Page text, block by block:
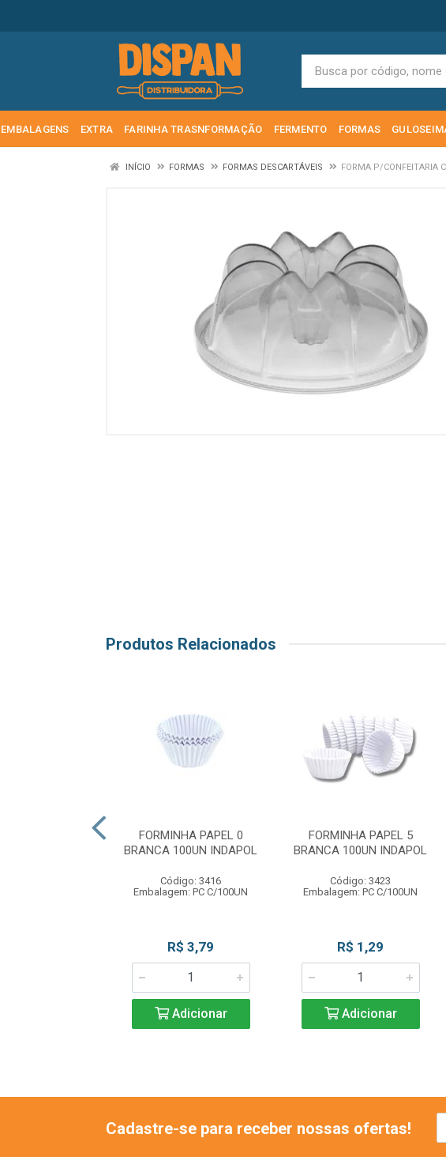
EMBALAGENS EXTRA FARINHA TRASNFORMAÇÃO FERMENTO FORMAS
INÍCIO FORMAS FORMAS DESCARTÁVEIS FORMA P/CONFEITARIA
Produtos Relacionados
FORMINHA PAPEL 0
BRANCA 100UN INDAPOL
Código: 3416
Embalagem: PC C/100UN
R$ 3,79
Adicionar
FORMINHA PAPEL 5
BRANCA 100UN INDAPOL
Código: 3423
Embalagem: PC C/100UN
R$ 1,29
Adicionar
Cadastre-se para receber nossas ofertas!